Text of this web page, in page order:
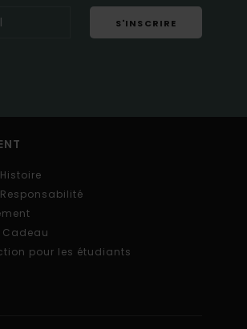
S'INSCRIRE
Cadeau
pour les étudiants